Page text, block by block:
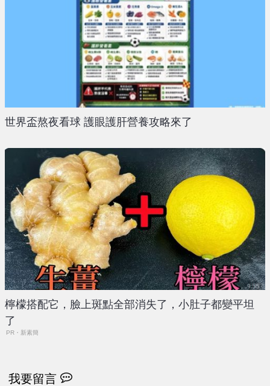
世界盃熬夜看球 護眼護肝營養攻略來了
檸檬搭配它，臉上斑點全部消失了，小肚子都變平坦
了
PR・新素簡
我要留言